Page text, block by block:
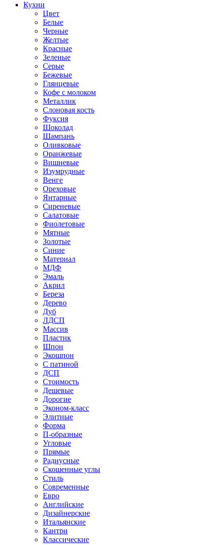
Кухни
Цвет
Белые
Черные
Желтые
Красные
Зеленые
Серые
Бежевые
Глянцевые
Кофе с молоком
Металлик
Слоновая кость
Фуксия
Шоколад
Шампань
Оливковые
Оранжевые
Вишневые
Изумрудные
Венге
Ореховые
Янтарные
Сиреневые
Салатовые
Фиолетовые
Мятные
Золотые
Синие
Материал
МДФ
Эмаль
Акрил
Береза
Дерево
Дуб
ЛДСП
Массив
Пластик
Шпон
Экошпон
С патиной
ДСП
Стоимость
Дешевые
Дорогие
Эконом-класс
Элитные
Форма
П-образные
Угловые
Прямые
Радиусные
Скошенные углы
Стиль
Современные
Евро
Английские
Дизайнерские
Итальянские
Кантри
Классические